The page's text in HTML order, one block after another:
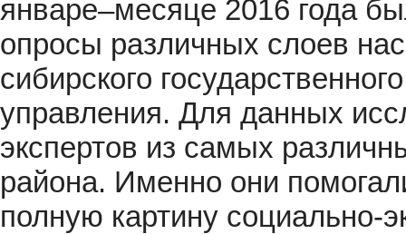
январе–месяце 2016 года
опросы различных слоев
сибирского
управления. Для данных
экспертов из самых
района. Именно они
полную картину социально-